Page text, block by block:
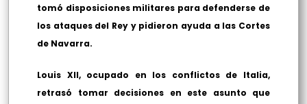
tomó disposiciones militares para defenderse de
los ataques del Rey y pidieron ayuda a las Cortes
de Navarra.
Louis XII, ocupado en los conflictos de Italia,
retrasó tomar decisiones en este asunto que